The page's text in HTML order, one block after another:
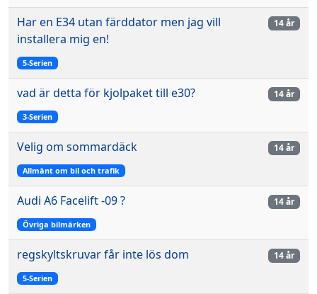
Har en E34 utan färddator men jag vill
installera mig en!
5-Serien
14 år
vad är detta för kjolpaket till e30?
3-Serien
14 år
Velig om sommardäck
Allmänt om bil och trafik
14 år
Audi A6 Facelift -09 ?
Övriga bilmärken
14 år
regskyltskruvar får inte lös dom
5-Serien
14 år